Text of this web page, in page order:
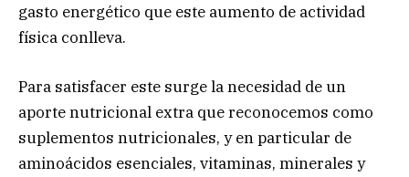
gasto energético que este aumento de actividad
física conlleva.
Para satisfacer este surge la necesidad de un
aporte nutricional extra que reconocemos como
suplementos nutricionales, y en particular de
aminoácidos esenciales, vitaminas, minerales y